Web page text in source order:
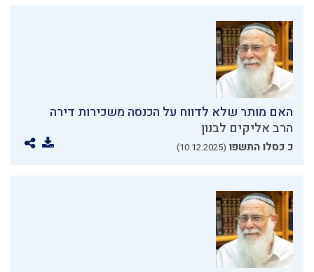
האם מותר שלא לדווח על הכנסה משכירות דירה
הרב אליקים לבנון
כ כסלו התשפו (10.12.2025)